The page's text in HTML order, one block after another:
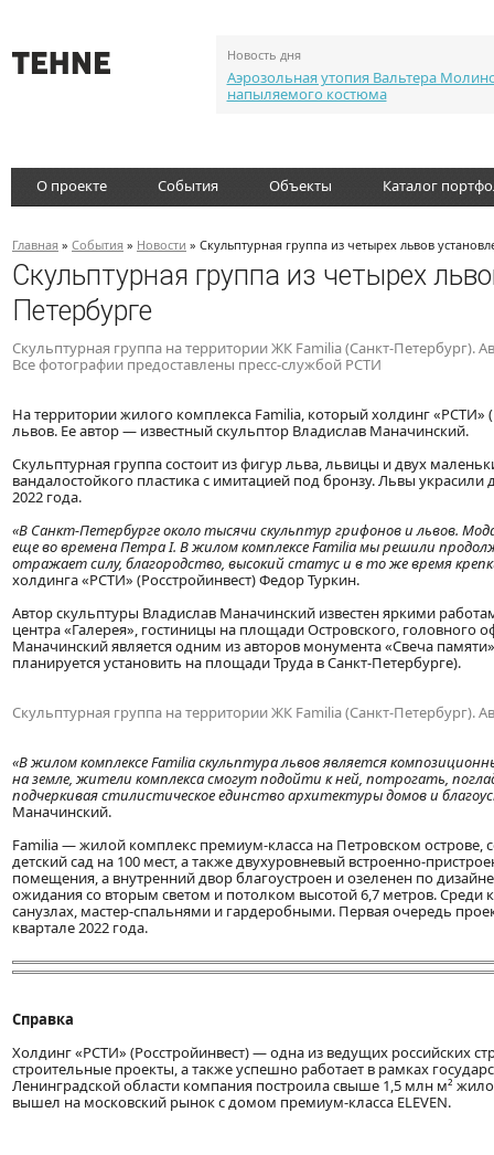
Новость дня
Аэрозольная утопия Вальтера
напыляемого костюма
О проекте События Объекты Каталог
Главная » События » Новости » Скульптурная группа из четырех львов
Скульптурная группа из четырех
Петербурге
Скульптурная группа на территории ЖК Familia (Санкт-Петербург).
Все фотографии предоставлены пресс-службой РСТИ
На территории жилого комплекса Familia, который холдинг «РСТИ»
львов. Ее автор — известный скульптор Владислав Маначинский.
Скульптурная группа состоит из фигур льва, львицы и двух
вандалостойкого пластика с имитацией под бронзу. Львы
2022 года.
«В Санкт-Петербурге около тысячи скульптур грифонов и львов.
еще во времена Петра I. В жилом комплексеFamiliaмы решили
отражает силу, благородство, высокий статус и в то же время
холдинга «РСТИ» (Росстройинвест) Федор Туркин.
Автор скульптуры Владислав Маначинский известен яркими
центра «Галерея», гостиницы на площади Островского,
Маначинский является одним из авторов монумента «Свеча
планируется установить на площади Труда в Санкт-Петербурге).
Скульптурная группа на территории ЖК Familia (Санкт-Петербург).
«В жилом комплексеFamiliaскульптура львов является
на земле, жители комплекса смогут подойти к ней, потрогать,
подчеркивая стилистическое единство архитектуры домов и
Маначинский.
Familia — жилой комплекс премиум-класса на Петровском острове,
детский сад на 100 мест, а также двухуровневый встроенно-
помещения, а внутренний двор благоустроен и озеленен по
ожидания со вторым светом и потолком высотой 6,7 метров. Среди
санузлах, мастер-спальнями и гардеробными. Первая очередь
квартале 2022 года.
Справка
Холдинг «РСТИ» (Росстройинвест) — одна из ведущих российских
строительные проекты, а также успешно работает в рамках
Ленинградской области компания построила свыше 1,5 млн м²
вышел на московский рынок с домом премиум-класса ELEVEN.